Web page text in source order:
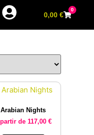
0,00€
0
Arabian Nights
de117,00€